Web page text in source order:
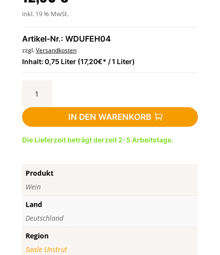
inkl. 19 % MwSt.
Artikel-Nr.: WDUFEH04
zzgl.Versandkosten
Inhalt: 0,75 Liter (17,20€* / 1 Liter)
Rosé
Gutswein
-
0,75
-
Weingut
Böhme
&
Töchter,
Gleina
Menge
IN DEN WARENKORB
Die Lieferzeit beträgt derzeit 2-5 Arbeitstage.
Produkt
Wein
Land
Deutschland
Region
Saale Unstrut